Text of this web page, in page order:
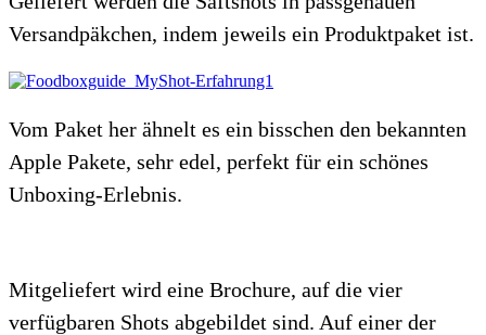
Versandpäkchen, indem jeweils ein Produktpaket ist.
Vom Paket her ähnelt es ein bisschen den bekannten
Apple Pakete, sehr edel, perfekt für ein schönes
Unboxing-Erlebnis.
Mitgeliefert wird eine Brochure, auf die vier
verfügbaren Shots abgebildet sind. Auf einer der